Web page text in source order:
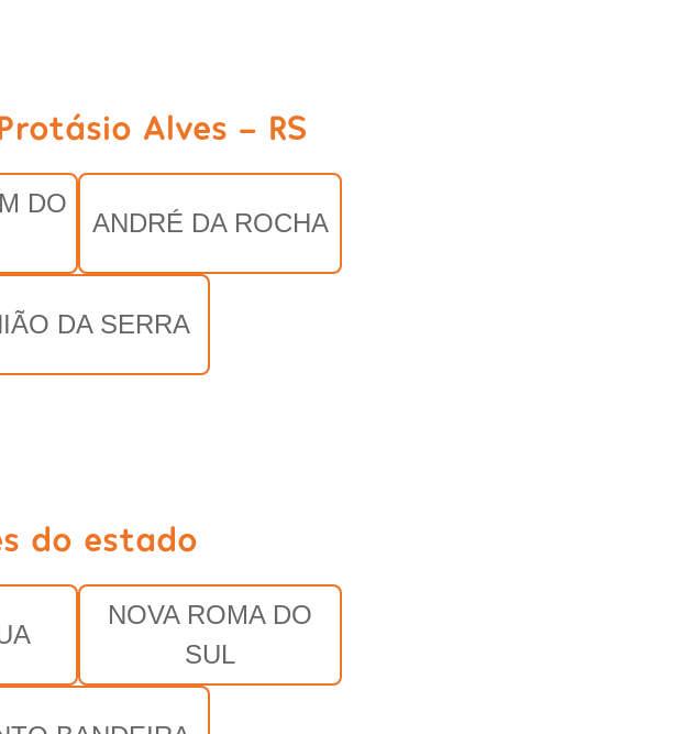
Alves - RS
DO
ANDRÉ DA ROCHA
DA SERRA
do estado
NOVA ROMA DO
SUL